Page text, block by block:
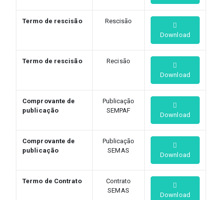
Termo de rescisão
Rescisão
Download
Termo de rescisão
Recisão
Download
Comprovante de
publicação
Publicação
SEMPAF
Download
Comprovante de
publicação
Publicação
SEMAS
Download
Termo de Contrato
Contrato
SEMAS
Download